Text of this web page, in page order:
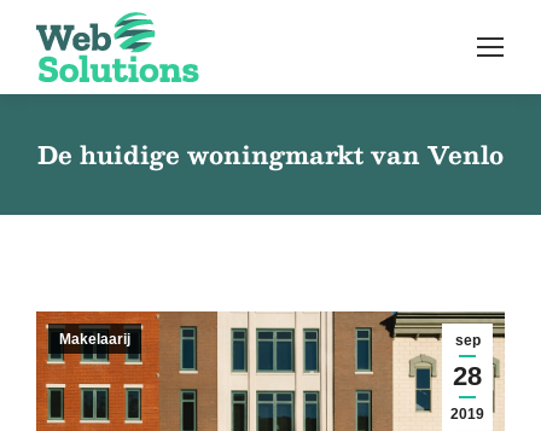
De huidige woningmarkt van Venlo
sep
28
2019
Makelaarij